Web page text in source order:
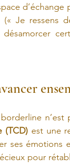
(« Je
n’est
(TCD) est une
ses émotions
pour